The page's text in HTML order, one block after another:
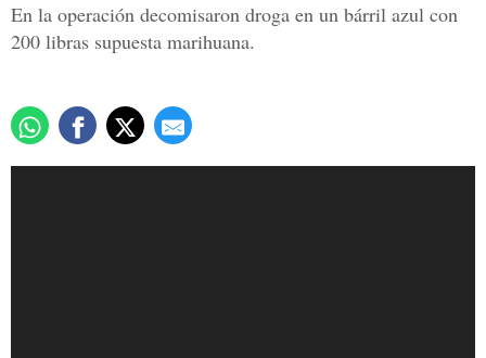
En la operación decomisaron droga en un bárril azul con
200 libras supuesta marihuana.